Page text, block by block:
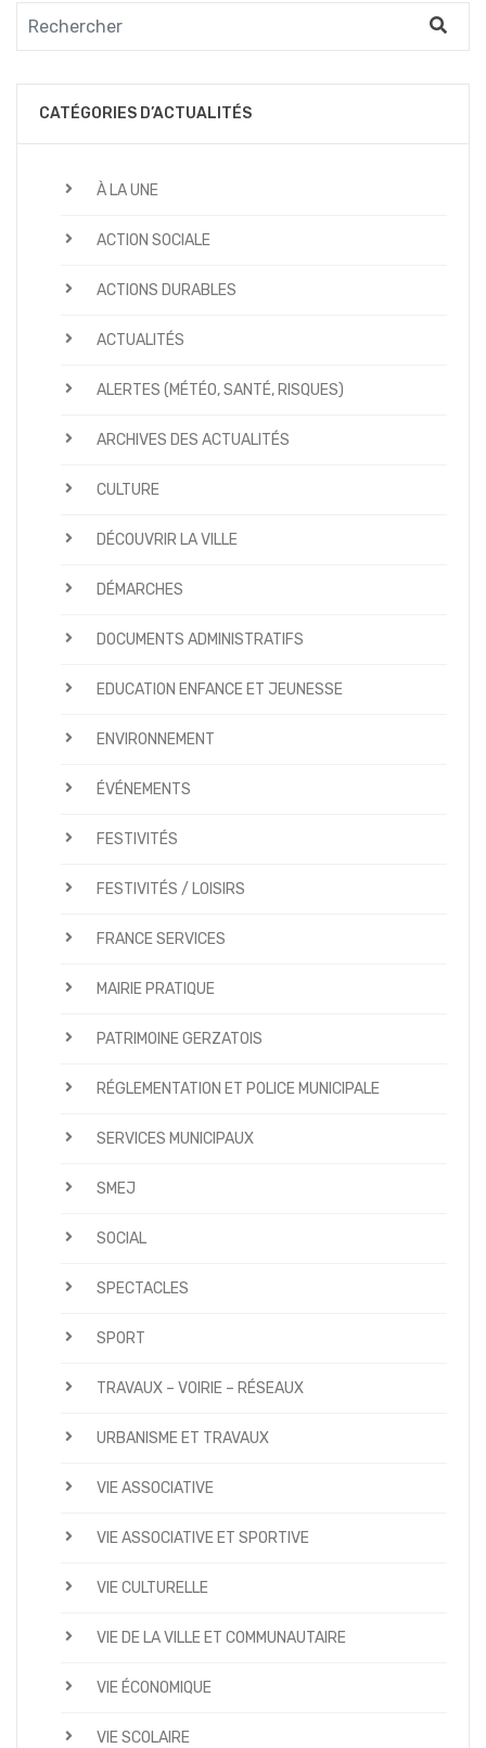
CATÉGORIES D’ACTUALITÉS
À LA UNE
ACTION SOCIALE
ACTIONS DURABLES
ACTUALITÉS
ALERTES (MÉTÉO, SANTÉ, RISQUES)
ARCHIVES DES ACTUALITÉS
CULTURE
DÉCOUVRIR LA VILLE
DÉMARCHES
DOCUMENTS ADMINISTRATIFS
EDUCATION ENFANCE ET JEUNESSE
ENVIRONNEMENT
ÉVÉNEMENTS
FESTIVITÉS
FESTIVITÉS / LOISIRS
FRANCE SERVICES
MAIRIE PRATIQUE
PATRIMOINE GERZATOIS
RÉGLEMENTATION ET POLICE MUNICIPALE
SERVICES MUNICIPAUX
SMEJ
SOCIAL
SPECTACLES
SPORT
TRAVAUX – VOIRIE – RÉSEAUX
URBANISME ET TRAVAUX
VIE ASSOCIATIVE
VIE ASSOCIATIVE ET SPORTIVE
VIE CULTURELLE
VIE DE LA VILLE ET COMMUNAUTAIRE
VIE ÉCONOMIQUE
VIE SCOLAIRE